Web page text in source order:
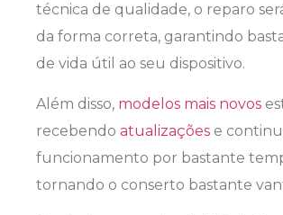
técnica de qualidade, o reparo
da forma correta, garantindo
de vida útil ao seu dispositivo.
Além disso, modelos mais novos
recebendo atualizações e
funcionamento por bastante
tornando o conserto bastante